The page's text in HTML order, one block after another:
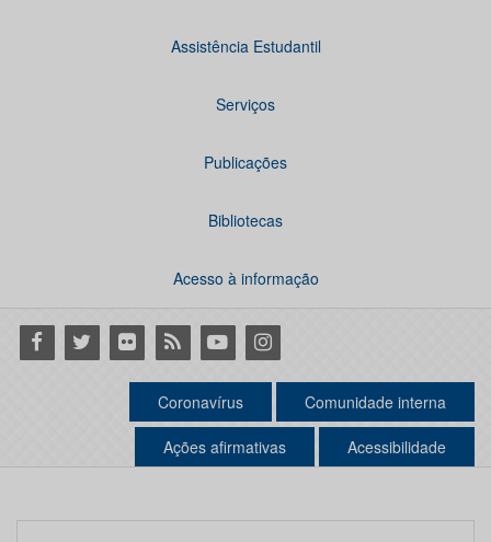
Assistência Estudantil
Serviços
Publicações
Bibliotecas
Acesso à informação
Facebook
Twitter Flickr RSS YoutubeInstagram
Coronavírus Comunidade interna
Ações afirmativas Acessibilidade